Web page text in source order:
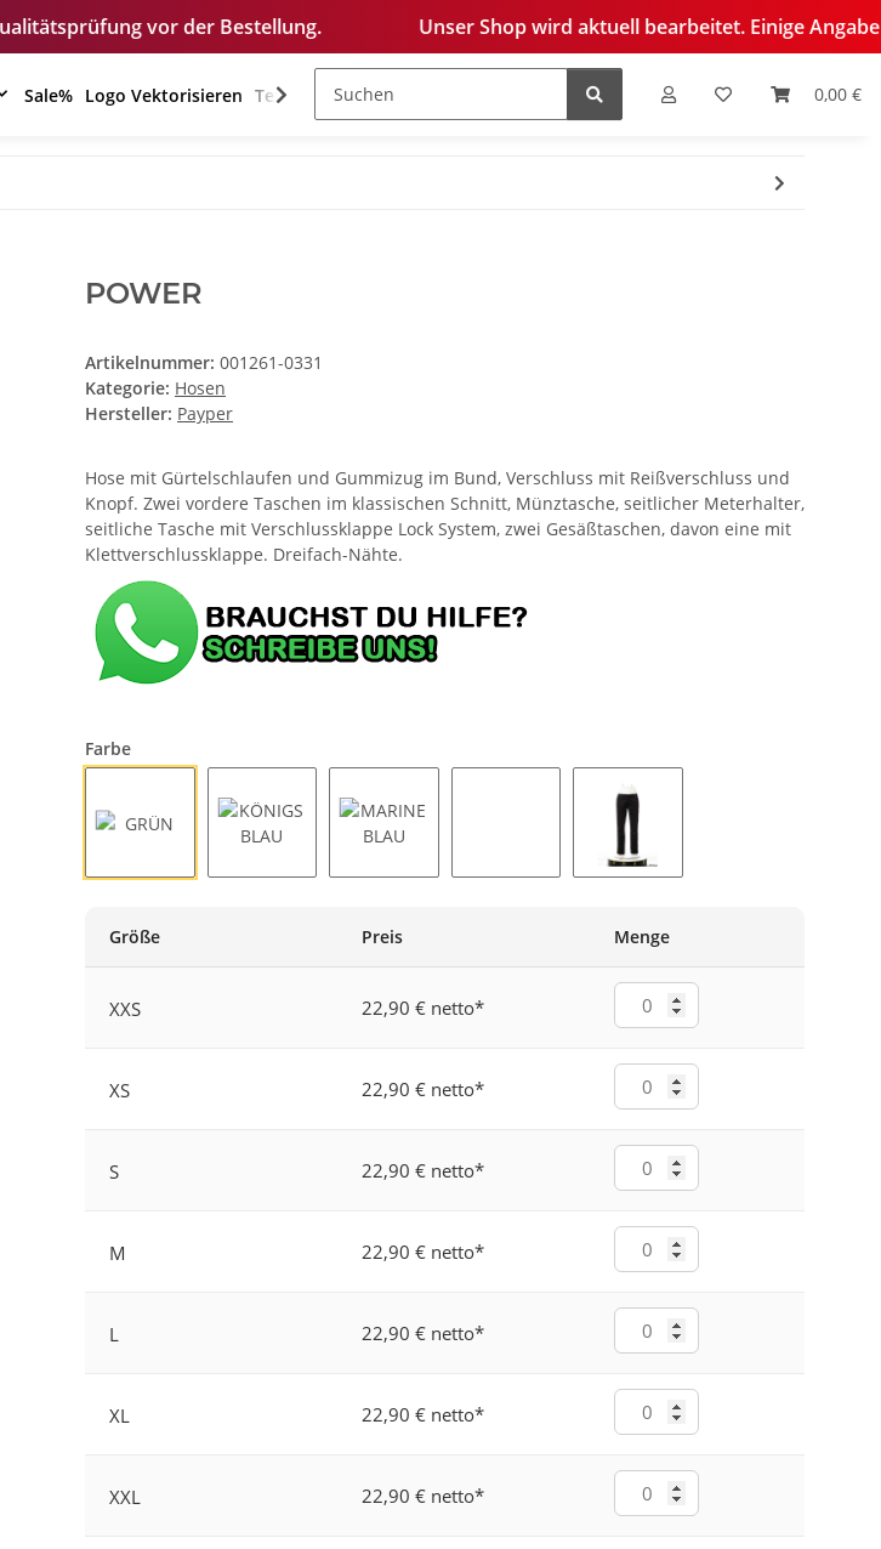
der Bestellung. Unser Shop wird aktuell bearbeitet. Einige Angaben sind derzeit
0,00 €
Sale% Logo Vektorisieren Textilveredelung
POWER
Artikelnummer: 001261-0331
Kategorie: Hosen
Hersteller: Payper
Hose mit Gürtelschlaufen und Gummizug im Bund, Verschluss mit Reißverschluss und
Knopf. Zwei vordere Taschen im klassischen Schnitt, Münztasche, seitlicher Meterhalter,
seitliche Tasche mit Verschlussklappe Lock System, zwei Gesäßtaschen, davon eine mit
Klettverschlussklappe. Dreifach-Nähte.
Farbe
GRÜN
Größe Preis Menge
XXS 22,90 € netto*
XS 22,90 € netto*
S 22,90 € netto*
M 22,90 € netto*
L 22,90 € netto*
XL 22,90 € netto*
XXL 22,90 € netto*